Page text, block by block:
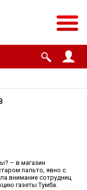
– в магазин
пальто, явно с
внимание сотрудниц
газеты Тумба.